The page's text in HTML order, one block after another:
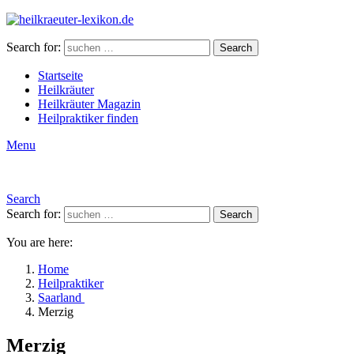
Search for: Search
Startseite
Heilkräuter
Heilkräuter Magazin
Heilpraktiker finden
Menu
Search
Search for:
Search
You are here:
Home
Heilpraktiker
Saarland
Merzig
Merzig